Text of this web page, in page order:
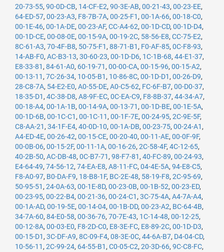
20-73-55, 90-0D-CB, 14-CF-E2, 90-3E-AB, 00-21-43, 00-23-EE,
64-ED-57, 00-23-A3, F8-7B-7A, 00-25-F1 , 00-1A-66, 00-18-C0,
00-1E-46, 00-1A-DE, 00-23-AF, CC-A4-62, 00-1D-CD, 00-1D-D4,
00-1D-CE, 00-08-0E, 00-15-9A, 00-19-2C, 58-56-E8, CC-75-E2,
8C-61-A3, 70-4F-B8, 50-75-F1 , 88-71-B1 , F0-AF-85, 0C-F8-93,
14-AB-F0, AC-B3-13, 30-60-23, 00-1D-D6, 1C-1B-68, 44-E1-37,
E8-33-81 , 84-61-A0, 60-19-71 , 00-00-CA, 00-15-96, 00-15-A2,
00-13-11 , 7C-26-34, 10-05-B1 , 10-86-8C, 00-1D-D1 , 00-26-D9,
28-C8-7A, 54-E2-E0, A0-55-DE, A0-C5-62, FC-6F-B7, 00-D0-37,
18-35-D1 , 4C-38-D8, A8-9F-EC, 0C-EA-C9, F8-8B-37, 44-34-A7,
00-18-A4, 00-1A-1B, 00-14-9A, 00-13-71 , 00-1D-BE, 00-1E-5A,
00-1D-6B, 00-1C-C1 , 00-1C-11 , 00-1F-7E, 00-24-95, 2C-9E-5F,
C8-AA-21 , 34-1F-E4, 40-0D-10, 00-1A-DB, 00-23-75, 00-24-A1 ,
A4-ED-4E, 00-26-42, 00-15-CE, 00-20-40, 00-11-AE, 00-0F-9F,
00-0B-06, 00-15-2F, 00-11-1A, 00-16-26, 2C-58-4F, 4C-12-65,
40-2B-50, AC-DB-48, 0C-B7-71 , 98-F7-81 , 40-FC-89, 00-24-93,
E4-64-49, 74-56-12, 74-EA-E8, A8-11-FC, 04-4E-5A, 94-E8-C5,
F8-A0-97, B0-DA-F9, 18-B8-1F, BC-2E-48, 58-19-F8, 2C-95-69,
50-95-51 , 24-0A-63, 00-1E-8D, 00-23-0B, 00-1B-52, 00-23-ED,
00-23-95, 00-22-B4, 00-21-36, 00-24-C1 , 3C-75-4A, A4-7A-A4,
00-1A-AD, 00-19-5E, 00-14-04, 00-1B-DD, 00-23-A2, BC-64-4B,
34-7A-60, 84-E0-58, 00-36-76, 70-7E-43, 1C-14-48, 00-12-25,
00-12-8A, 00-03-E0, F8-2D-C0, E8-3E-FC, E8-89-2C, 00-1D-D3,
00-15-D1 , 3C-DF-A9, 8C-09-F4, 08-3E-0C, 44-6A-B7, D4-04-CD,
10-56-11 , 2C-99-24, 64-55-B1 , C0-05-C2, 20-3D-66, 9C-C8-FC,